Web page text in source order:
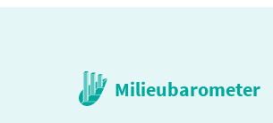
Milieubarometer